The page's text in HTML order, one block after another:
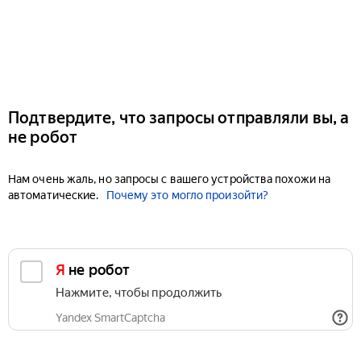
Подтвердите, что запросы отправляли вы, а
не робот
Нам очень жаль, но запросы с вашего устройства похожи на
автоматические.
Почему это могло произойти?
Я не робот
Нажмите, чтобы продолжить
Yandex SmartCaptcha